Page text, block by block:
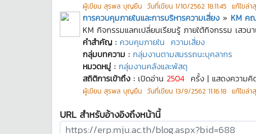
ผู้เขียน สุรพล บุญยืน วันที่เขียน 1/10/2562 18:11:45 แก้ไขล่า
การควบคุมภายในและการบริหารความเสี่ยง » KM ค
KM กิจกรรมแลกเปลี่ยนเรียนรู้ ภายใต้กิจกรรม เสว
คำสำคัญ : ควบคุมภายใน ความเสี่ยง
กลุ่มบทความ : กลุ่มงานตามสมรรถนะบุคลากร
หมวดหมู่ : กลุ่มงานคลังและพัสดุ
สถิติการเข้าถึง : เปิดอ่าน 2504 ครั้ง | แสดงความคิ
ผู้เขียน สุรพล บุญยืน วันที่เขียน 13/9/2562 11:16:18 แก้ไขล่า
URL สำหรับอ้างอิงถึงหน้านี้